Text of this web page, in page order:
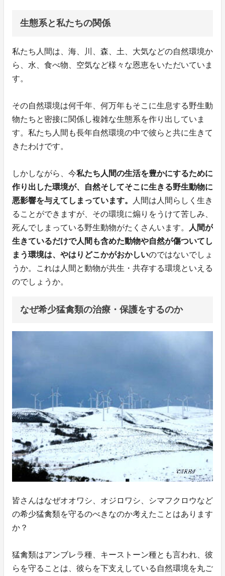
生態系と私たちの関係
私たち人間は、海、川、森、土、大気などの自然環境か
ら、水、食べ物、空気など様々な恩恵をいただいていま
す。
その自然環境は何千年、何万年もそこに生息する野生動
物たちと密接に関係し複雑な生態系を作り出していま
す。私たち人間も長年自然環境の中で彼らと共に生きて
きたわけです。
しかしながら、今私たち人間の生活を豊かにするために
作り出した環境が、自然そしてそこに生きる野生動物に
悪影響を与えてしまっています。
人間は人間らしく生き
ることができますが、その環境に煽りをうけて苦しみ、
死んでしまっている野生動物がたくさんいます。
人間が
生きているだけで人間も含めた動物や自然が傷ついてし
まう環境は、やはりどこかがおかしいのではないでしょ
うか。これは人間と動物が共生・共存する環境といえる
のでしょうか。
なぜ希少猛禽類の治療・保護をするのか
皆さんはなぜオオワシ、オジロワシ、シマフクロウなど
の希少猛禽類を守るのべきなのか考えたことはあります
か？
猛禽類はアンブレラ種、キーストーン種とも言われ、彼
らを守ることは、彼らを下支えしている自然環境を丸ご